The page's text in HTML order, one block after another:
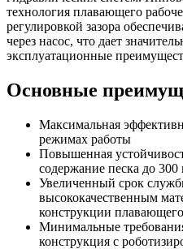
технология плавающего
регулировкой зазора
через насос, что дает
эксплуатационные
Основные
Максимальная
режимах работы
Повышенная
содержание песка до 300
Увеличенный срок
высококачественным
конструкции плавающего
Минимальные
конструкция с